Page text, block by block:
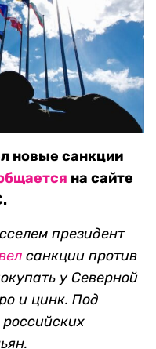
новые санкции
на сайте
президент
санкции против
у Северной
и цинк. Под